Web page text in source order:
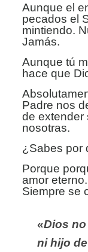
Aunque el
pecados el
mintiendo.
Jamás.
Aunque tú
hace que
Padre nos
de extender
nosotras.
¿Sabes por
Porque
amor
Siempre se
«Dios
ni hijo